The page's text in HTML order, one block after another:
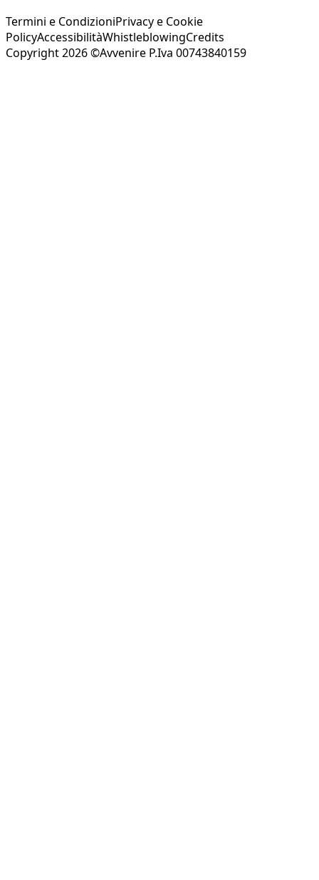
Termini e CondizioniPrivacy e Cookie
PolicyAccessibilitàWhistleblowingCredits
Copyright 2026 ©Avvenire P.Iva 00743840159